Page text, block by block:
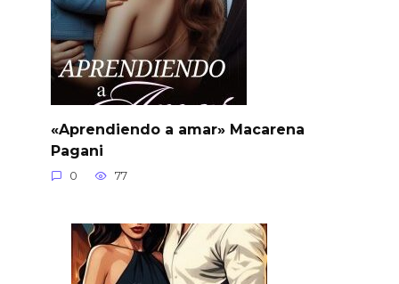
«Aprendiendo a amar» Macarena
Pagani
0 77